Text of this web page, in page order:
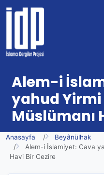
Alem-i
yahud Yirmi
Müslümanı
Anasayfa
Beyânülhak
Alem-i İslamiyet: Cava
Havi Bir Cezire